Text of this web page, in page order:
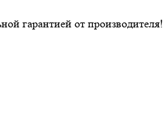
гарантией от производителя!